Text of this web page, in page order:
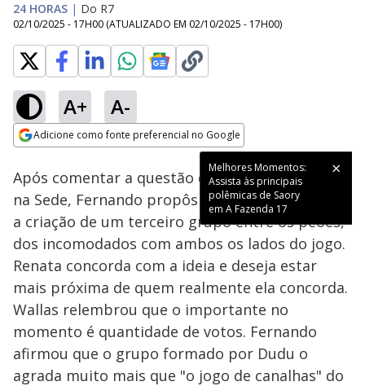
24 HORAS | Do R7
02/10/2025 - 17H00 (ATUALIZADO EM 02/10/2025 - 17H00)
A+ A-
Adicione como fonte preferencial no Google
Melhores Momentos:
Assista às principais
polêmicas de Saory
em A Fazenda 17
Ativar
79.80%
Após comentar a questão da comida escondida
na Sede, Fernando propôs para Wallas e Renata
a criação de um terceiro grupo entre os peões,
dos incomodados com ambos os lados do jogo.
Renata concorda com a ideia e deseja estar
mais próxima de quem realmente ela concorda.
Wallas relembrou que o importante no
momento é quantidade de votos. Fernando
afirmou que o grupo formado por Dudu o
agrada muito mais que "o jogo de canalhas" do